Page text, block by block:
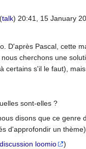
(talk) 20:41, 15 January
D'après Pascal, cette
cherchons une
s'il le faut),
sont-elles ?
disons que ce
d'approfondir un thème).
discussion loomio
)